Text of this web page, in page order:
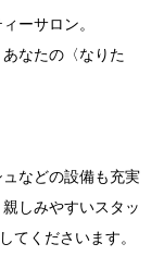
ーサロン。
なたの〈なりた
などの設備も充実
しみやすいスタッ
てくださいます。